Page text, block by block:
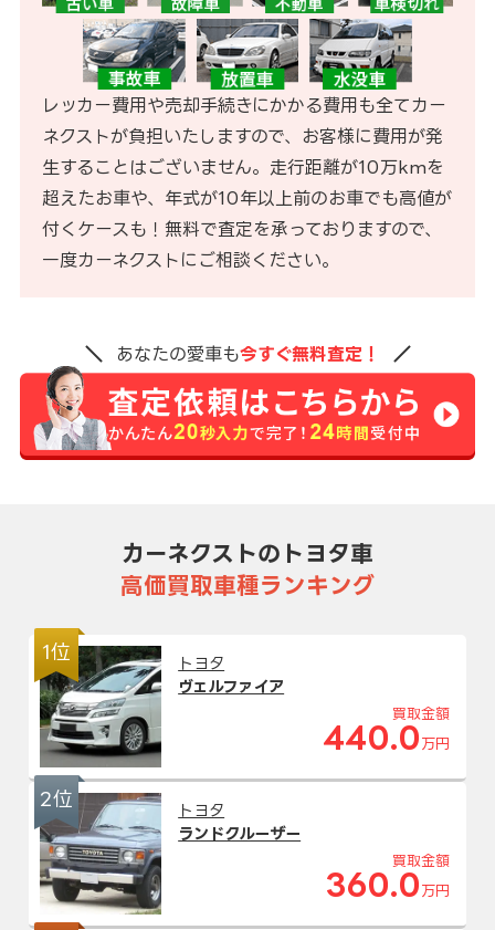
レッカー費用や売却手続きにかかる費用も全てカー
ネクストが負担いたしますので、お客様に費用が発
生することはございません。走行距離が10万kmを
超えたお車や、年式が10年以上前のお車でも高値が
付くケースも！無料で査定を承っておりますので、
一度カーネクストにご相談ください。
あなたの愛車も今すぐ無料査定！
カーネクストのトヨタ車
高価買取車種ランキング
1位
トヨタ
ヴェルファイア
買取金額
440.0 万円
2位
トヨタ
ランドクルーザー
買取金額
360.0 万円